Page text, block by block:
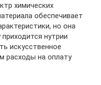
химических
обеспечивает
но она
нутрии
искусственное
расходы на оплату